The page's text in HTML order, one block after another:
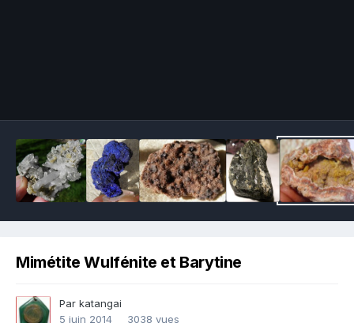
Mimétite Wulfénite et Barytine
Par katangai
5 juin 2014
3038 vues